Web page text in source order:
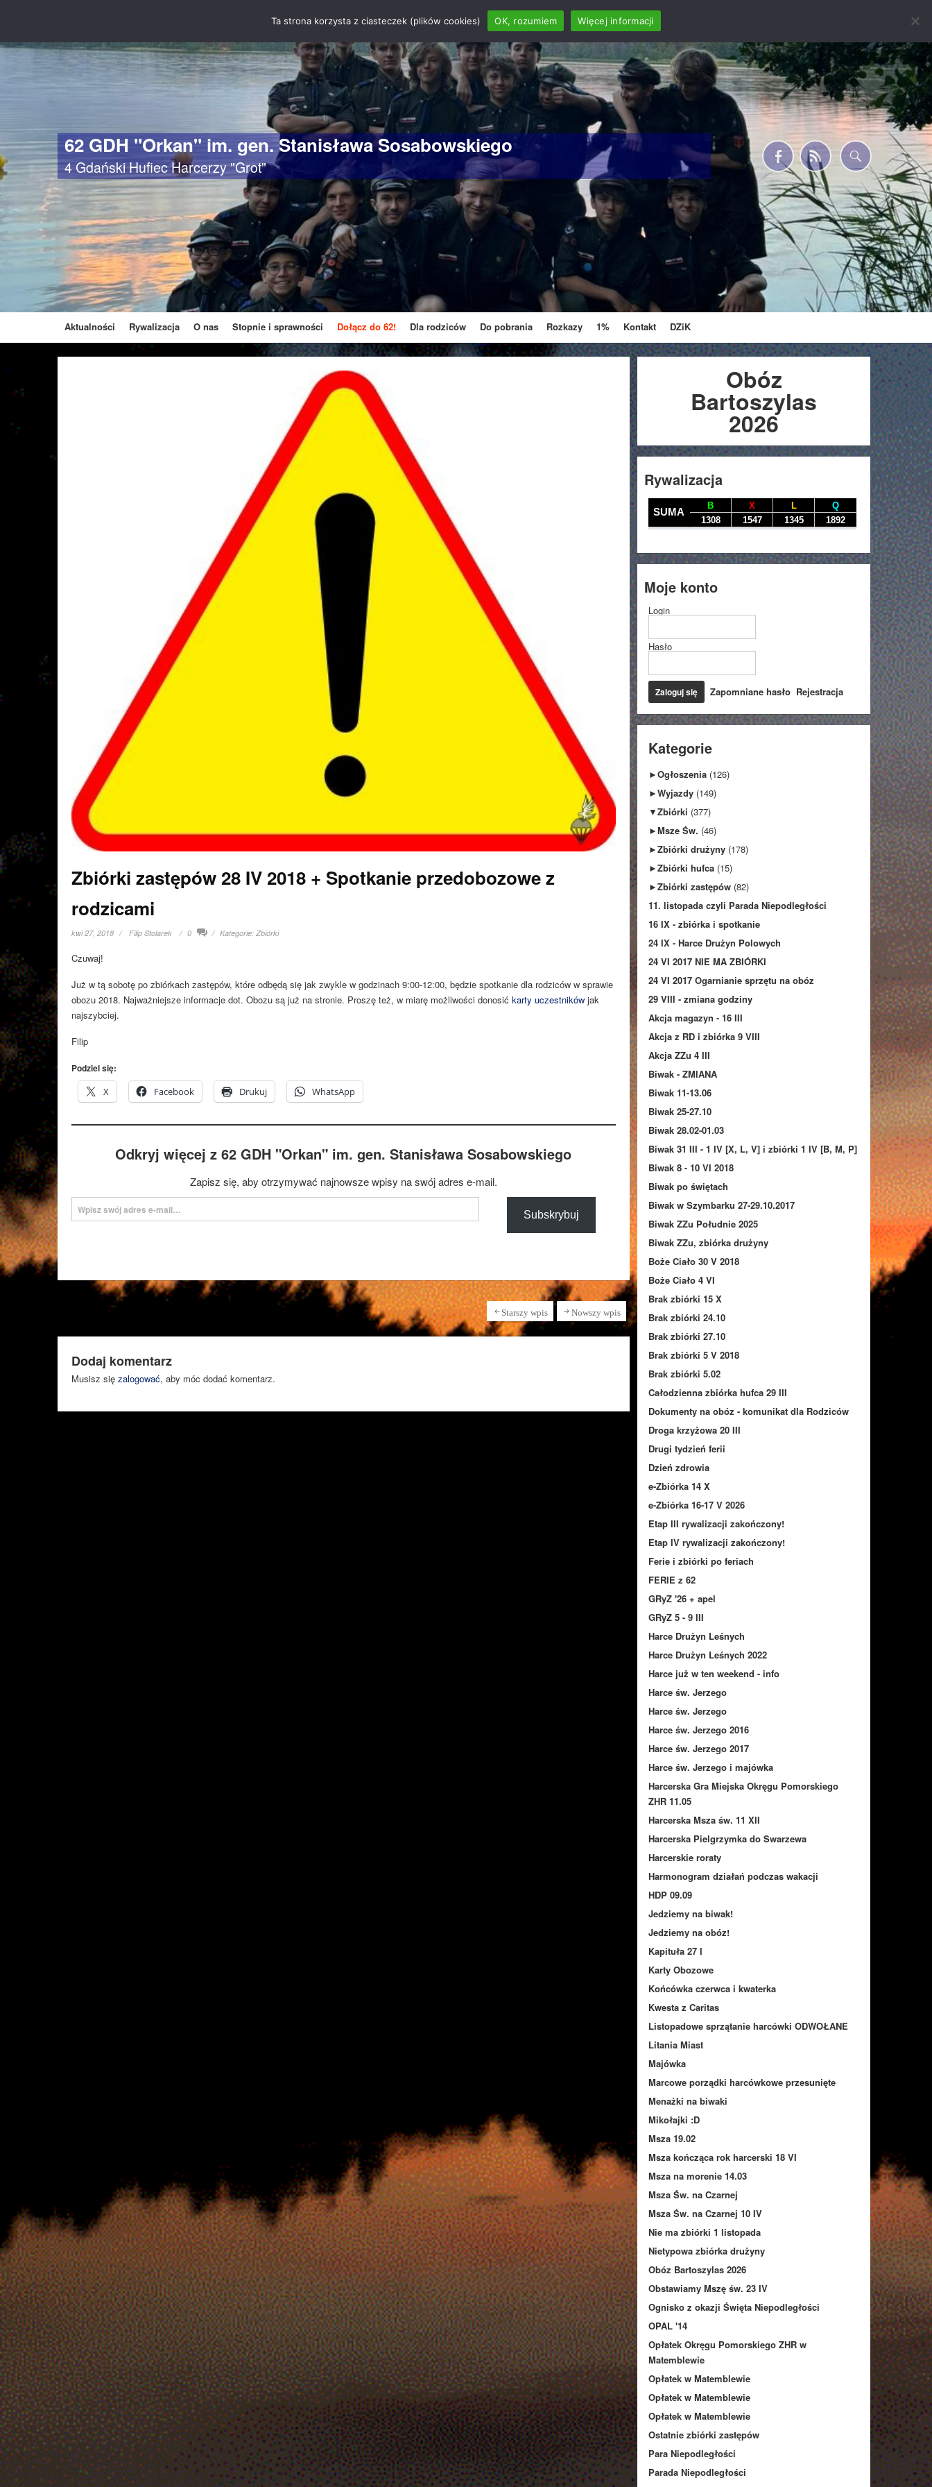
62 GDH "Orkan" im. gen. Stanisława Sosabowskiego
4 Gdański Hufiec Harcerzy "Grot"
Aktualności Rywalizacja O nas Stopnie i sprawności Dołącz do 62! Dla rodziców Do pobrania Rozkazy 1% Kontakt DZiK
Zbiórki zastępów 28 IV 2018 + Spotkanie przedobozowe z
rodzicami
kwi 27, 2018 Filip Stolarek 0 Kategorie: Zbiórki
Czuwaj!
Już w tą sobotę po zbiórkach zastępów, które odbędą się jak zwykle w godzinach 9:00-12:00, będzie spotkanie dla rodziców w sprawie
obozu 2018. Najważniejsze informacje dot. Obozu są już na stronie. Proszę też, w miarę możliwości donosić karty uczestników jak
najszybciej.
Filip
Podziel się:
X
Facebook Drukuj WhatsApp
Odkryj więcej z 62 GDH "Orkan" im. gen. Stanisława Sosabowskiego
Zapisz się, aby otrzymywać najnowsze wpisy na swój adres e-mail.
Wpisz swój adres e-mail…
Subskrybuj
Starszy wpis Nowszy wpis
Dodaj komentarz
Musisz się zalogować, aby móc dodać komentarz.
Obóz
Bartoszylas
2026
Rywalizacja
Moje konto
Login
Hasło
Zapomniane hasło Rejestracja
Kategorie
►Ogłoszenia (126)
►Wyjazdy (149)
▼Zbiórki (377)
►Msze Św. (46)
►Zbiórki drużyny (178)
►Zbiórki hufca (15)
►Zbiórki zastępów (82)
11. listopada czyli Parada Niepodległości
16 IX - zbiórka i spotkanie
24 IX - Harce Drużyn Polowych
24 VI 2017 NIE MA ZBIÓRKI
24 VI 2017 Ogarnianie sprzętu na obóz
29 VIII - zmiana godziny
Akcja magazyn - 16 III
Akcja z RD i zbiórka 9 VIII
Akcja ZZu 4 III
Biwak - ZMIANA
Biwak 11-13.06
Biwak 25-27.10
Biwak 28.02-01.03
Biwak 31 III - 1 IV [X, L, V] i zbiórki 1 IV [B, M, P]
Biwak 8 - 10 VI 2018
Biwak po świętach
Biwak w Szymbarku 27-29.10.2017
Biwak ZZu Południe 2025
Biwak ZZu, zbiórka drużyny
Boże Ciało 30 V 2018
Boże Ciało 4 VI
Brak zbiórki 15 X
Brak zbiórki 24.10
Brak zbiórki 27.10
Brak zbiórki 5 V 2018
Brak zbiórki 5.02
Całodzienna zbiórka hufca 29 III
Dokumenty na obóz - komunikat dla Rodziców
Droga krzyżowa 20 III
Drugi tydzień ferii
Dzień zdrowia
e-Zbiórka 14 X
e-Zbiórka 16-17 V 2026
Etap III rywalizacji zakończony!
Etap IV rywalizacji zakończony!
Ferie i zbiórki po feriach
FERIE z 62
GRyZ '26 + apel
GRyZ 5 - 9 III
Harce Drużyn Leśnych
Harce Drużyn Leśnych 2022
Harce już w ten weekend - info
Harce św. Jerzego
Harce św. Jerzego
Harce św. Jerzego 2016
Harce św. Jerzego 2017
Harce św. Jerzego i majówka
Harcerska Gra Miejska Okręgu Pomorskiego
ZHR 11.05
Harcerska Msza św. 11 XII
Harcerska Pielgrzymka do Swarzewa
Harcerskie roraty
Harmonogram działań podczas wakacji
HDP 09.09
Jedziemy na biwak!
Jedziemy na obóz!
Kapituła 27 I
Karty Obozowe
Końcówka czerwca i kwaterka
Kwesta z Caritas
Listopadowe sprzątanie harcówki ODWOŁANE
Litania Miast
Majówka
Marcowe porządki harcówkowe przesunięte
Menażki na biwaki
Mikołajki :D
Msza 19.02
Msza kończąca rok harcerski 18 VI
Msza na morenie 14.03
Msza Św. na Czarnej
Msza Św. na Czarnej 10 IV
Nie ma zbiórki 1 listopada
Nietypowa zbiórka drużyny
Obóz Bartoszylas 2026
Obstawiamy Mszę św. 23 IV
Ognisko z okazji Święta Niepodległości
OPAL '14
Opłatek Okręgu Pomorskiego ZHR w
Matemblewie
Opłatek w Matemblewie
Opłatek w Matemblewie
Opłatek w Matemblewie
Ostatnie zbiórki zastępów
Para Niepodległości
Parada Niepodległości
Ta strona korzysta z ciasteczek (plików cookies) OK, rozumiem Więcej informacji